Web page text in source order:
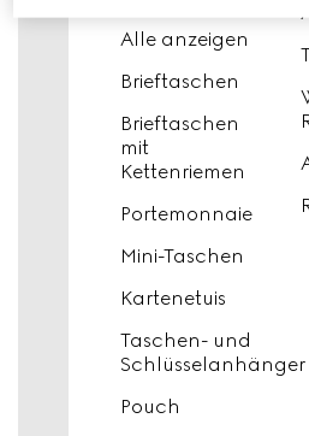
Alle anzeigen
Brieftaschen
Brieftaschen
mit
Kettenriemen
Portemonnaie
Mini-Taschen
Kartenetuis
Taschen- und
Schlüsselanhänger
Pouch